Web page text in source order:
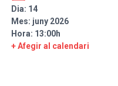
Dia: 14
Mes: juny 2026
Hora: 13:00h
+ Afegir al calendari